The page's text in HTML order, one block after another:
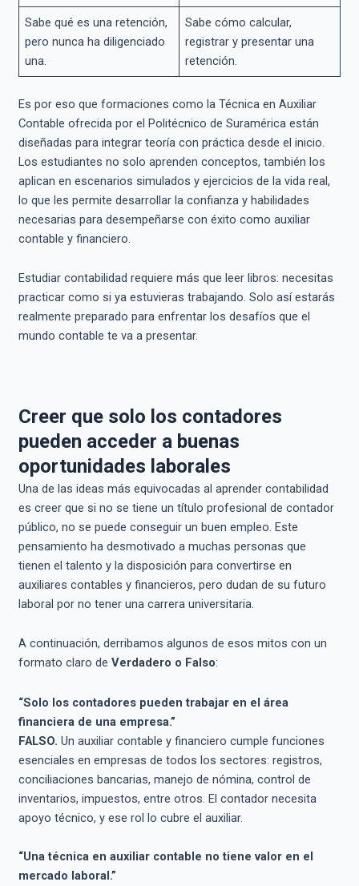
Sabe qué es una retención,
pero nunca ha diligenciado
una.
Sabe cómo calcular,
registrar y presentar una
retención.
Es por eso que formaciones como la Técnica en Auxiliar
Contable ofrecida por el Politécnico de Suramérica están
diseñadas para integrar teoría con práctica desde el inicio.
Los estudiantes no solo aprenden conceptos, también los
aplican en escenarios simulados y ejercicios de la vida real,
lo que les permite desarrollar la confianza y habilidades
necesarias para desempeñarse con éxito como auxiliar
contable y financiero.
Estudiar contabilidad requiere más que leer libros: necesitas
practicar como si ya estuvieras trabajando. Solo así estarás
realmente preparado para enfrentar los desafíos que el
mundo contable te va a presentar.
Creer que solo los contadores
pueden acceder a buenas
oportunidades laborales
Una de las ideas más equivocadas al aprender contabilidad
es creer que si no se tiene un título profesional de contador
público, no se puede conseguir un buen empleo. Este
pensamiento ha desmotivado a muchas personas que
tienen el talento y la disposición para convertirse en
auxiliares contables y financieros, pero dudan de su futuro
laboral por no tener una carrera universitaria.
A continuación, derribamos algunos de esos mitos con un
formato claro de Verdadero o Falso:
“Solo los contadores pueden trabajar en el área
financiera de una empresa.”
FALSO. Un auxiliar contable y financiero cumple funciones
esenciales en empresas de todos los sectores: registros,
conciliaciones bancarias, manejo de nómina, control de
inventarios, impuestos, entre otros. El contador necesita
apoyo técnico, y ese rol lo cubre el auxiliar.
“Una técnica en auxiliar contable no tiene valor en el
mercado laboral.”